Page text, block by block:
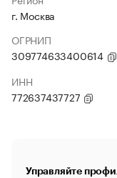
г. Москва
ОГРНИП
309774633400614
ИНН
772637437727
Управляйте